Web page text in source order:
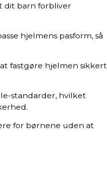
dit barn forbliver
hjelmens pasform, så
fastgøre hjelmen sikkert
standarder, hvilket
for børnene uden at